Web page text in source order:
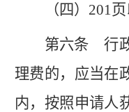
（四） 201
第六条 行
理费的，应当在
内，按照申请人